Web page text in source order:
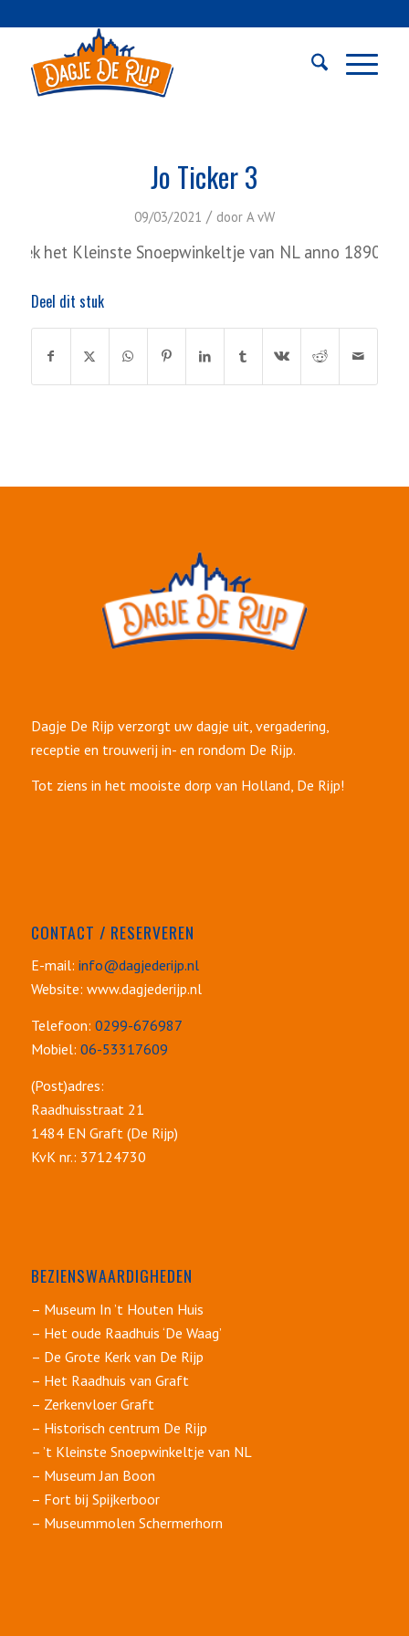
Jo Ticker 3
09/03/2021 / door A vW
het Kleinste Snoepwinkeltje van NL anno 1890
Deel dit stuk
Dagje De Rijp verzorgt uw dagje uit, vergadering,
receptie en trouwerij in- en rondom De Rijp.
Tot ziens in het mooiste dorp van Holland, De Rijp!
CONTACT / RESERVEREN
E-mail: info@dagjederijp.nl
Website: www.dagjederijp.nl
Telefoon: 0299-676987
Mobiel: 06-53317609
(Post)adres:
Raadhuisstraat 21
1484 EN Graft (De Rijp)
KvK nr.: 37124730
BEZIENSWAARDIGHEDEN
– Museum In ’t Houten Huis
– Het oude Raadhuis ‘De Waag’
– De Grote Kerk van De Rijp
– Het Raadhuis van Graft
– Zerkenvloer Graft
– Historisch centrum De Rijp
– ’t Kleinste Snoepwinkeltje van NL
– Museum Jan Boon
– Fort bij Spijkerboor
– Museummolen Schermerhorn